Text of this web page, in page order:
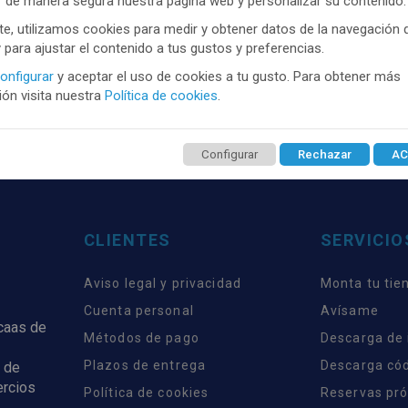
TENEMOS MUCHOS MÁS !
aquípara poder ver todo el contenido y los
de
de
CLIENTES
Aviso legal y privacidad
Cuenta personal
Métodos de pago
Plazos de entrega
Política de cookies
Monta tu
Avísame
Descarga
Descarga
Reservas
utilizamos cookies para medir y obtener datos de la navegación
para ajustar el contenido a tus gustos y preferencias.
y aceptar el uso de cookies a tu gusto. Para obtener más
visita nuestra Política de cookies.
Configurar Rechazar